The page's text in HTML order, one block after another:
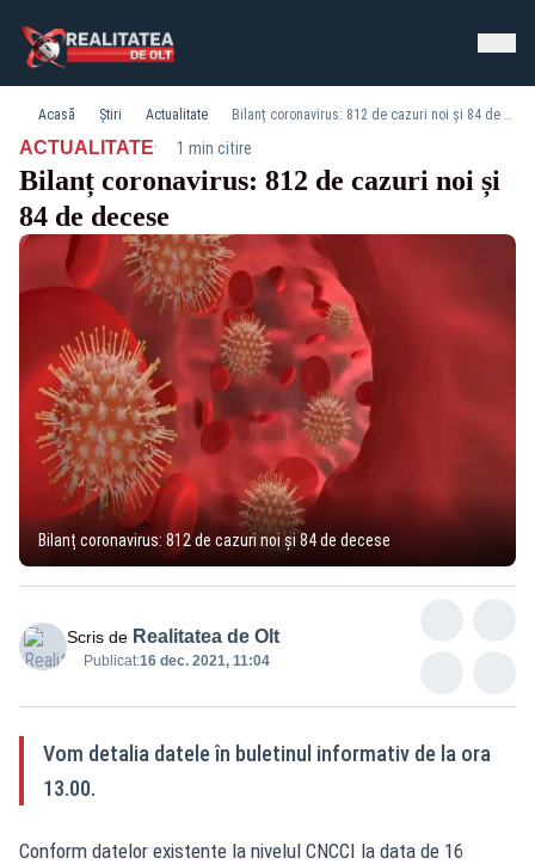
Acasă Știri Actualitate Bilanț coronavirus: 812 de cazuri noi și 84 de decese
ACTUALITATE· 1 min citire
Bilanț coronavirus: 812 de cazuri noi și
84 de decese
Bilanț coronavirus: 812 de cazuri noi și 84 de decese
Scris de Realitatea de Olt
Publicat:16 dec. 2021, 11:04
Vom detalia datele în buletinul informativ de la ora
13.00.
Conform datelor existente la nivelul CNCCI la data de 16